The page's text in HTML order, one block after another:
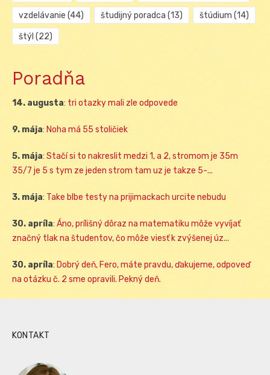
vzdelávanie (44) študijný poradca (13) štúdium (14)
štýl (22)
Poradňa
14. augusta: tri otazky mali zle odpovede
9. mája: Noha má 55 stoličiek
5. mája: Stačí si to nakreslit medzi 1, a 2, stromom je 35m
35/7 je 5 s tym ze jeden strom tam uz je takze 5-...
3. mája: Take blbe testy na prijimackach urcite nebudu
30. apríla: Áno, prílišný dôraz na matematiku môže vyvíjať
značný tlak na študentov, čo môže viesť k zvýšenej úz...
30. apríla: Dobrý deň, Fero, máte pravdu, ďakujeme, odpoveď
na otázku č. 2 sme opravili. Pekný deň.
KONTAKT